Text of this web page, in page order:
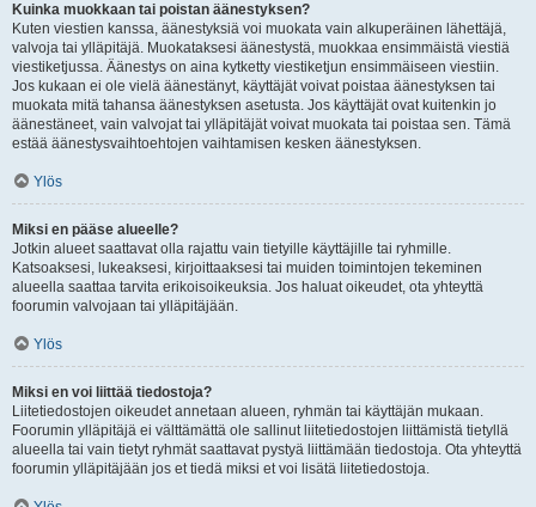
Kuinka muokkaan tai poistan äänestyksen?
Kuten viestien kanssa, äänestyksiä voi muokata vain alkuperäinen lähettäjä,
valvoja tai ylläpitäjä. Muokataksesi äänestystä, muokkaa ensimmäistä viestiä
viestiketjussa. Äänestys on aina kytketty viestiketjun ensimmäiseen viestiin.
Jos kukaan ei ole vielä äänestänyt, käyttäjät voivat poistaa äänestyksen tai
muokata mitä tahansa äänestyksen asetusta. Jos käyttäjät ovat kuitenkin jo
äänestäneet, vain valvojat tai ylläpitäjät voivat muokata tai poistaa sen. Tämä
estää äänestysvaihtoehtojen vaihtamisen kesken äänestyksen.
Ylös
Miksi en pääse alueelle?
Jotkin alueet saattavat olla rajattu vain tietyille käyttäjille tai ryhmille.
Katsoaksesi, lukeaksesi, kirjoittaaksesi tai muiden toimintojen tekeminen
alueella saattaa tarvita erikoisoikeuksia. Jos haluat oikeudet, ota yhteyttä
foorumin valvojaan tai ylläpitäjään.
Ylös
Miksi en voi liittää tiedostoja?
Liitetiedostojen oikeudet annetaan alueen, ryhmän tai käyttäjän mukaan.
Foorumin ylläpitäjä ei välttämättä ole sallinut liitetiedostojen liittämistä tietyllä
alueella tai vain tietyt ryhmät saattavat pystyä liittämään tiedostoja. Ota yhteyttä
foorumin ylläpitäjään jos et tiedä miksi et voi lisätä liitetiedostoja.